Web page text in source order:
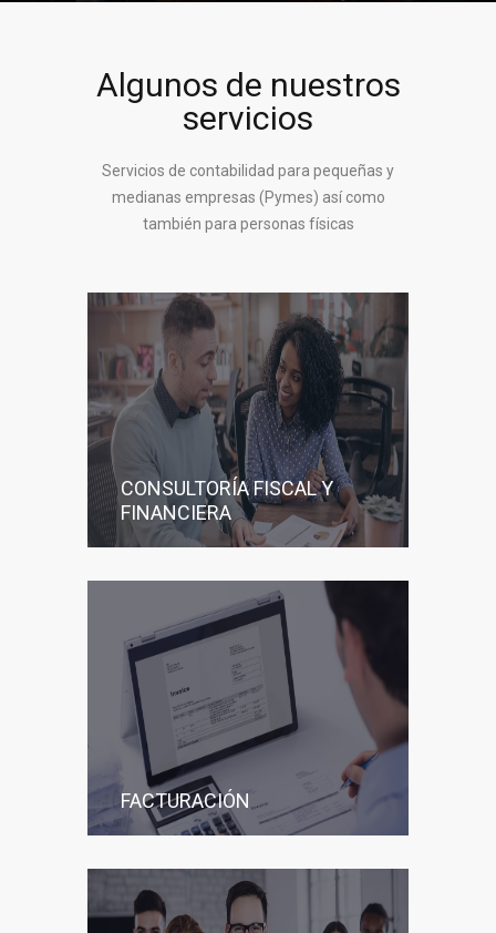
Algunos de nuestros
servicios
Servicios de contabilidad para pequeñas y
medianas empresas (Pymes) así como
también para personas físicas
CONSULTORÍA FISCAL Y
FINANCIERA
FACTURACIÓN